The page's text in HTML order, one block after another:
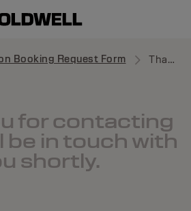
Booking Request Form Thank you
for contacting
be in touch with
shortly.